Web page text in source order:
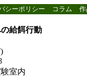
シーポリシー コラム
給餌行動
室内